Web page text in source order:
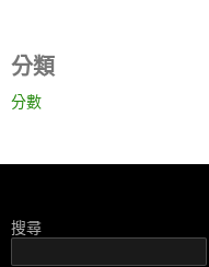
分類
分數
搜尋